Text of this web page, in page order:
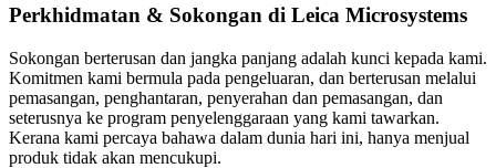
Perkhidmatan & Sokongan di Leica Microsystems
Sokongan berterusan dan jangka panjang adalah kunci kepada kami.
Komitmen kami bermula pada pengeluaran, dan berterusan melalui
pemasangan, penghantaran, penyerahan dan pemasangan, dan
seterusnya ke program penyelenggaraan yang kami tawarkan.
Kerana kami percaya bahawa dalam dunia hari ini, hanya menjual
produk tidak akan mencukupi.